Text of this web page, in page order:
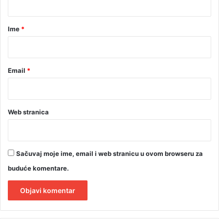
r
Ime *
Email *
Web stranica
Sačuvaj moje ime, email i web stranicu u ovom browseru za
buduće komentare.